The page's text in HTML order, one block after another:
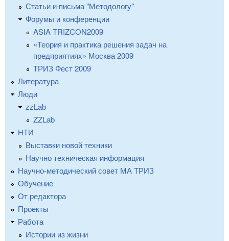
Статьи и письма "Методологу"
Форумы и конференции
ASIA TRIZCON2009
«Теория и практика решения задач на
предприятиях» Москва 2009
ТРИЗ Фест 2009
Литература
Люди
zzLab
ZZLab
НТИ
Выставки новой техники
Научно техническая информация
Научно-методический совет МА ТРИЗ
Обучение
От редактора
Проекты
Работа
Истории из жизни